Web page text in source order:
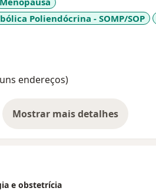
Poliendócrina - SOMP/SOP
endereços)
Mostrar mais detalhes
sobre a experiência
e obstetrícia